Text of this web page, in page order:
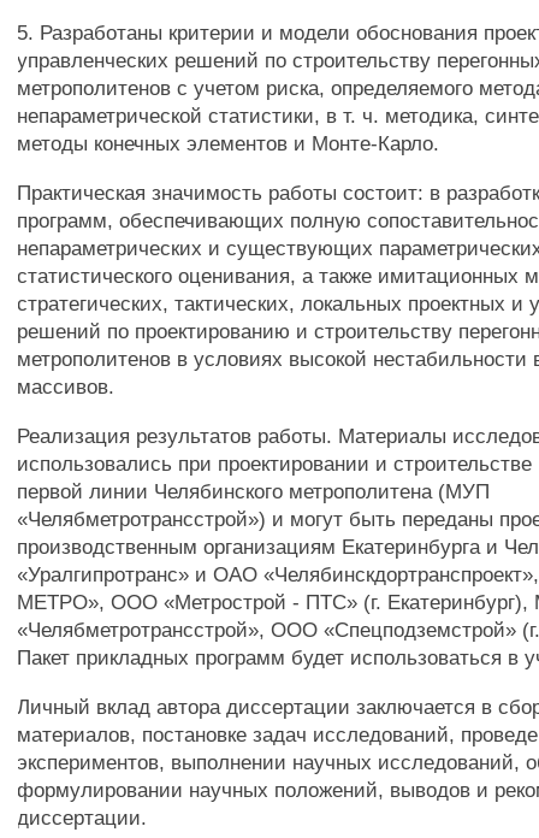
5. Разработаны критерии и модели обоснования
управленческих решений по строительству
метрополитенов с учетом риска, определяемого
непараметрической статистики, в т. ч. методика,
методы конечных элементов и Монте-Карло.
Практическая значимость работы состоит: в
программ, обеспечивающих полную
непараметрических и существующих
статистического оценивания, а также имитационных
стратегических, тактических, локальных проектных и
решений по проектированию и строительству
метрополитенов в условиях высокой
массивов.
Реализация результатов работы. Материалы
использовались при проектировании и строительстве
первой линии Челябинского метрополитена (МУП
«Челябметротрансстрой») и могут быть переданы
производственным организациям Екатеринбурга и
«Уралгипротранс» и ОАО
МЕТРО», ООО «Метрострой - ПТС» (г.
«Челябметротрансстрой», ООО «Спецподземстрой»
Пакет прикладных программ будет использоваться в
Личный вклад автора диссертации заключается в
материалов, постановке задач исследований,
экспериментов, выполнении научных исследований,
формулировании научных положений, выводов и
диссертации.